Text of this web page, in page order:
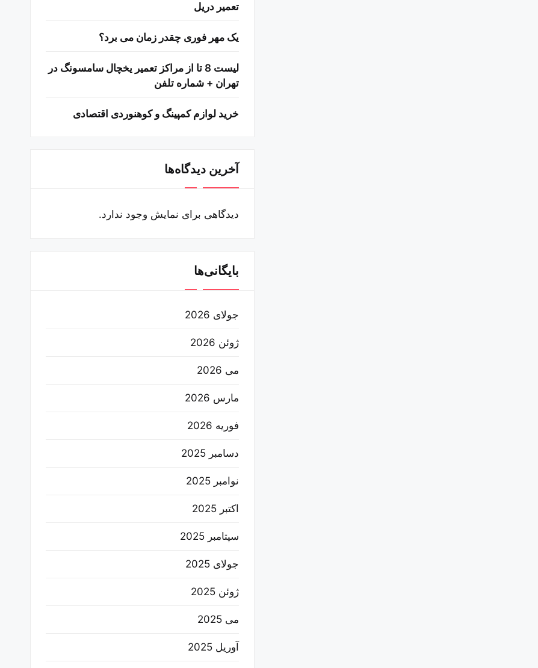
تعمیر دریل
یک مهر فوری چقدر زمان می برد؟
لیست 8 تا از مراکز تعمیر یخچال سامسونگ در
تهران + شماره تلفن
خرید لوازم کمپینگ و کوهنوردی اقتصادی
آخرین دیدگاه‌ها
دیدگاهی برای نمایش وجود ندارد.
بایگانی‌ها
جولای 2026
ژوئن 2026
می 2026
مارس 2026
فوریه 2026
دسامبر 2025
نوامبر 2025
اکتبر 2025
سپتامبر 2025
جولای 2025
ژوئن 2025
می 2025
آوریل 2025